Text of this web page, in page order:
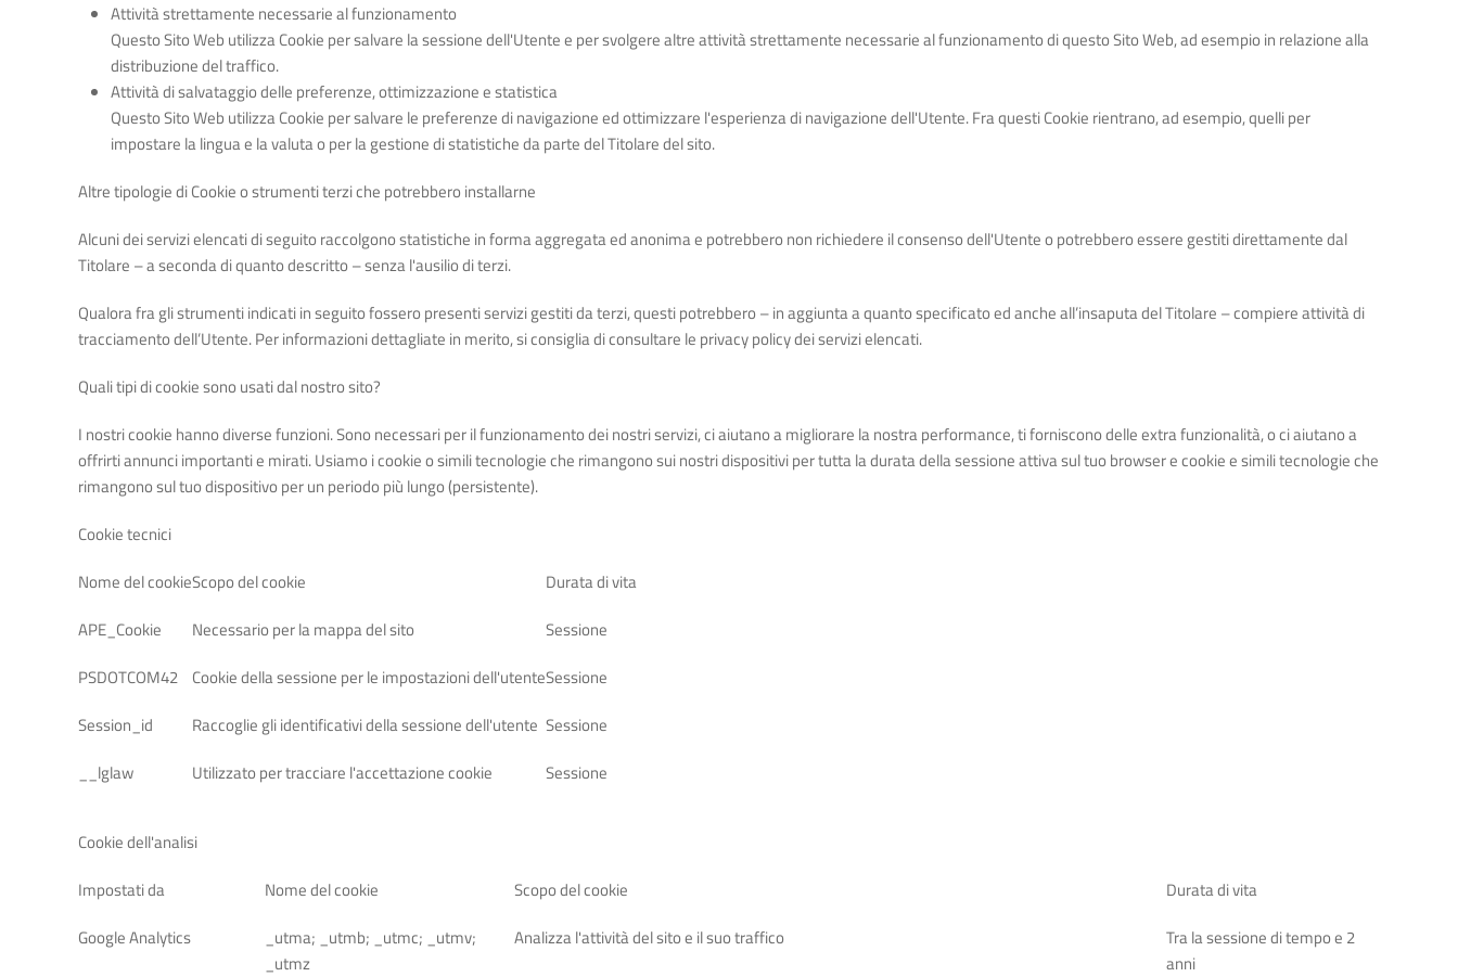
Attività strettamente necessarie al funzionamento
Questo Sito Web utilizza Cookie per salvare la sessione dell'Utente e per svolgere altre attività strettamente necessarie al funzionamento di questo Sito Web, ad esempio in relazione alla
distribuzione del traffico.
Attività di salvataggio delle preferenze, ottimizzazione e statistica
Questo Sito Web utilizza Cookie per salvare le preferenze di navigazione ed ottimizzare l'esperienza di navigazione dell'Utente. Fra questi Cookie rientrano, ad esempio, quelli per
impostare la lingua e la valuta o per la gestione di statistiche da parte del Titolare del sito.
Altre tipologie di Cookie o strumenti terzi che potrebbero installarne
Alcuni dei servizi elencati di seguito raccolgono statistiche in forma aggregata ed anonima e potrebbero non richiedere il consenso dell'Utente o potrebbero essere gestiti direttamente dal
Titolare – a seconda di quanto descritto – senza l'ausilio di terzi.
Qualora fra gli strumenti indicati in seguito fossero presenti servizi gestiti da terzi, questi potrebbero – in aggiunta a quanto specificato ed anche all’insaputa del Titolare – compiere attività di
tracciamento dell’Utente. Per informazioni dettagliate in merito, si consiglia di consultare le privacy policy dei servizi elencati.
Quali tipi di cookie sono usati dal nostro sito?
I nostri cookie hanno diverse funzioni. Sono necessari per il funzionamento dei nostri servizi, ci aiutano a migliorare la nostra performance, ti forniscono delle extra funzionalità, o ci aiutano a
offrirti annunci importanti e mirati. Usiamo i cookie o simili tecnologie che rimangono sui nostri dispositivi per tutta la durata della sessione attiva sul tuo browser e cookie e simili tecnologie che
rimangono sul tuo dispositivo per un periodo più lungo (persistente).
Cookie tecnici
Nome del cookieScopo del cookie
Durata di vita
APE_Cookie
Necessario per la mappa del sito
Sessione
PSDOTCOM42
Cookie della sessione per le impostazioni dell'utenteSessione
Session_id
Raccoglie gli identificativi della sessione dell'utente Sessione
__lglaw
Utilizzato per tracciare l'accettazione cookie Sessione
Cookie dell'analisi
Impostati da
Nome del cookie Scopo del cookie
Durata di vita
Google Analytics
_utma; _utmb; _utmc; _utmv;
_utmz
Analizza l'attività del sito e il suo traffico
Tra la sessione di tempo e 2
anni